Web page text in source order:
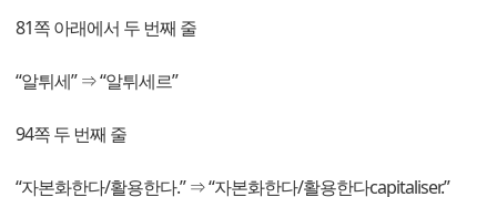
81쪽 아래에서 두 번째 줄
“알튀세” ⇒ “알튀세르”
94쪽 두 번째 줄
“자본화한다/활용한다.” ⇒ “자본화한다/활용한다capitaliser.”